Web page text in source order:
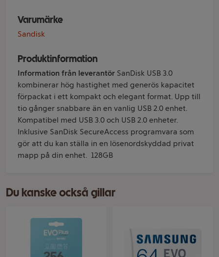
Varumärke
Sandisk
Produktinformation
Information från leverantör SanDisk USB 3.0
kombinerar hög hastighet med generös kapacitet
förpackat i ett kompakt och elegant format. Upp till
tio gånger snabbare än en vanlig USB 2.0 enhet.
Kompatibel med USB 3.0 och USB 2.0 enheter.
Inklusive SanDisk SecureAccess programvara som
gör att du kan ställa in en lösenordskyddad privat
mapp på din enhet. 128GB
Du kanske också gillar